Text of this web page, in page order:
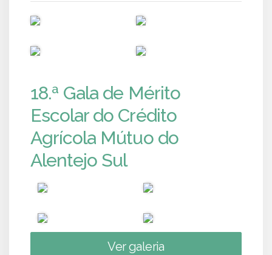
18.ª Gala de Mérito
Escolar do Crédito
Agrícola Mútuo do
Alentejo Sul
Ver galeria